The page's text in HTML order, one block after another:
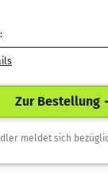
Zur Bestellung
meldet sich